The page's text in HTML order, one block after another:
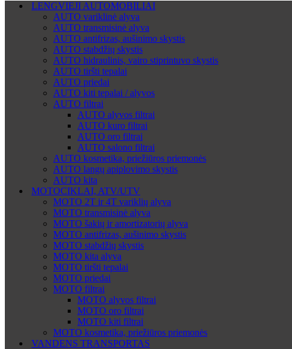
LENGVIEJI AUTOMOBILIAI
AUTO variklinė alyva
AUTO transmisinė alyva
AUTO antifrizas, aušinimo skystis
AUTO stabdžių skystis
AUTO hidraulinis, vairo stiprintuvo skystis
AUTO tiršti tepalai
AUTO priedai
AUTO kiti tepalai / alyvos
AUTO filtrai
AUTO alyvos filtrai
AUTO kuro filtrai
AUTO oro filtrai
AUTO salono filtrai
AUTO kosmetika, priežiūros priemonės
AUTO langų apiplovimo skystis
AUTO kita
MOTOCIKLAI, ATV/UTV
MOTO 2T ir 4T variklių alyva
MOTO transmisinė alyva
MOTO šakių ir amortizatorių alyva
MOTO antifrizas, aušinimo skystis
MOTO stabdžių skystis
MOTO kita alyva
MOTO tiršti tepalai
MOTO priedai
MOTO filtrai
MOTO alyvos filtrai
MOTO oro filtrai
MOTO kiti filtrai
MOTO kosmetika, priežiūros priemonės
VANDENS TRANSPORTAS